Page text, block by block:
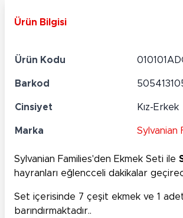
Ürün Bilgisi
Ürün Kodu
Barkod
Cinsiyet Kız-Erkek
Marka Sylvanian
Sylvanian Families'den Ekmek Seti ile
hayranları eğlencceli dakikalar
Set içerisinde 7 çeşit ekmek ve 1
barındırmaktadır..